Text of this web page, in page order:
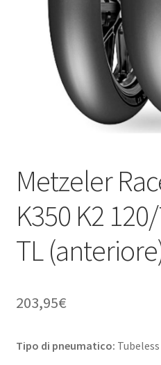
Metzeler
K350 K2
TL
203,95€
Tipo di pneumatico: